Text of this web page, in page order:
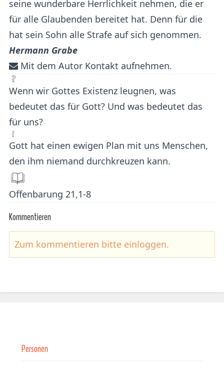
seine wunderbare Herrlichkeit nehmen, die er
für alle Glaubenden bereitet hat. Denn für die
hat sein Sohn alle Strafe auf sich genommen.
Hermann Grabe
Mit dem Autor Kontakt aufnehmen.
Wenn wir Gottes Existenz leugnen, was
bedeutet das für Gott? Und was bedeutet das
für uns?
Gott hat einen ewigen Plan mit uns Menschen,
den ihm niemand durchkreuzen kann.
Offenbarung 21,1-8
Kommentieren
Zum kommentieren bitte einloggen.
Personen